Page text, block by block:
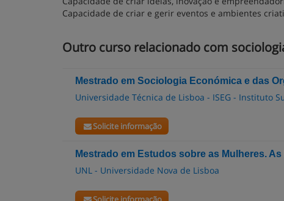
Capacidade de criar e gerir eventos e ambientes
Outro curso relacionado com
Mestrado em Sociologia Económica e das
Universidade Técnica de Lisboa - ISEG - Instituto
Solicite informação
Mestrado em Estudos sobre as Mulheres.
UNL - Universidade Nova de Lisboa